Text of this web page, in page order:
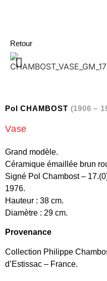
Retour
Pol CHAMBOST (1906 –
Vase
Grand modèle.
Céramique émaillée brun
Signé Pol Chambost –
1976.
Hauteur : 38 cm.
Diamètre : 29 cm.
Provenance
Collection Philippe
d’Estissac – France.